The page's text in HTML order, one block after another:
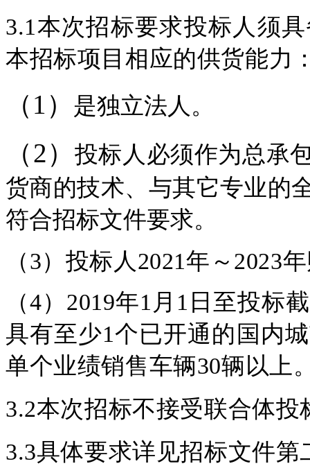
3.1本次招标要求投标人须
本招标项目相应的供货能力
（1） 是独立法人 。
（2） 投标人必须作为总承
货商的技术、与其它专业的
符合招标文件要求。
（3） 投标人2021年～2023
（4） 2019年1月1日至投标
具有至少1个已开通的国内
单个业绩销售车辆30辆以上
3.2本次招标不接受联合体投
3.3具体要求详见招标文件